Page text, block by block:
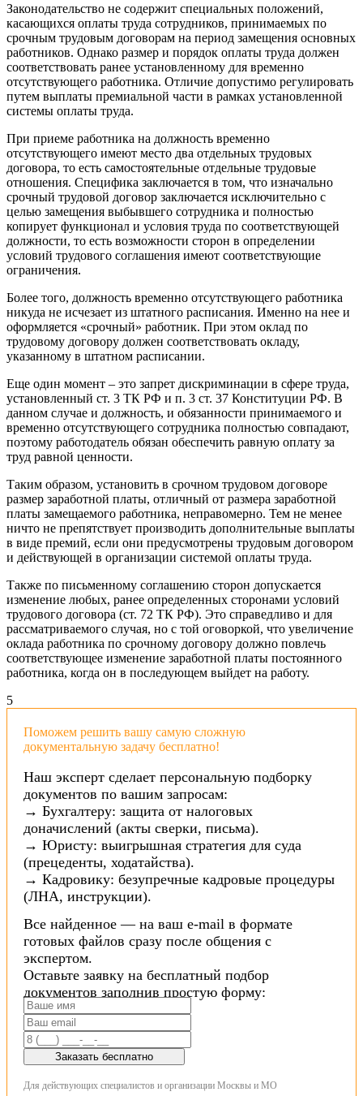
Законодательство не содержит специальных положений,
касающихся оплаты труда сотрудников, принимаемых по
срочным трудовым договорам на период замещения основных
работников. Однако размер и порядок оплаты труда должен
соответствовать ранее установленному для временно
отсутствующего работника. Отличие допустимо регулировать
путем выплаты премиальной части в рамках установленной
системы оплаты труда.
При приеме работника на должность временно
отсутствующего имеют место два отдельных трудовых
договора, то есть самостоятельные отдельные трудовые
отношения. Специфика заключается в том, что изначально
срочный трудовой договор заключается исключительно с
целью замещения выбывшего сотрудника и полностью
копирует функционал и условия труда по соответствующей
должности, то есть возможности сторон в определении
условий трудового соглашения имеют соответствующие
ограничения.
Более того, должность временно отсутствующего работника
никуда не исчезает из штатного расписания. Именно на нее и
оформляется «срочный» работник. При этом оклад по
трудовому договору должен соответствовать окладу,
указанному в штатном расписании.
Еще один момент – это запрет дискриминации в сфере труда,
установленный ст. 3 ТК РФ и п. 3 ст. 37 Конституции РФ. В
данном случае и должность, и обязанности принимаемого и
временно отсутствующего сотрудника полностью совпадают,
поэтому работодатель обязан обеспечить равную оплату за
труд равной ценности.
Таким образом, установить в срочном трудовом договоре
размер заработной платы, отличный от размера заработной
платы замещаемого работника, неправомерно. Тем не менее
ничто не препятствует производить дополнительные выплаты
в виде премий, если они предусмотрены трудовым договором
и действующей в организации системой оплаты труда.
Также по письменному соглашению сторон допускается
изменение любых, ранее определенных сторонами условий
трудового договора (ст. 72 ТК РФ). Это справедливо и для
рассматриваемого случая, но с той оговоркой, что увеличение
оклада работника по срочному договору должно повлечь
соответствующее изменение заработной платы постоянного
работника, когда он в последующем выйдет на работу.
5
Поможем решить вашу самую сложную
документальную задачу бесплатно!
Наш эксперт сделает персональную подборку
документов по вашим запросам:
→ Бухгалтеру: защита от налоговых
доначислений (акты сверки, письма).
→ Юристу: выигрышная стратегия для суда
(прецеденты, ходатайства).
→ Кадровику: безупречные кадровые процедуры
(ЛНА, инструкции).
Все найденное — на ваш e-mail в формате
готовых файлов сразу после общения с
экспертом.
Оставьте заявку на бесплатный подбор
документов заполнив простую форму:
Заказать бесплатно
Для действующих специалистов и организации Москвы и МО